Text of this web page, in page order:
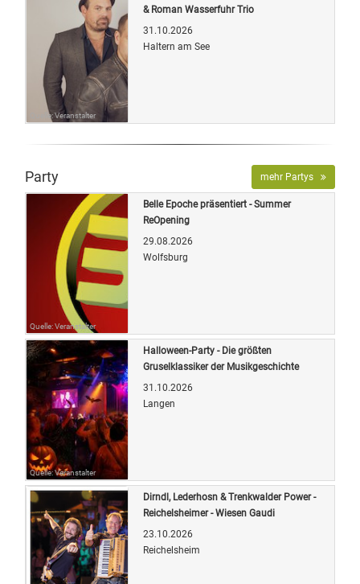
Quelle: Veranstalter
& Roman Wasserfuhr Trio
31.10.2026
Haltern am See
Party mehr Partys
Quelle: Veranstalter
Belle Epoche präsentiert - Summer
ReOpening
29.08.2026
Wolfsburg
Quelle: Veranstalter
Halloween-Party - Die größten
Gruselklassiker der Musikgeschichte
31.10.2026
Langen
Dirndl, Lederhosn & Trenkwalder Power -
Reichelsheimer - Wiesen Gaudi
23.10.2026
Reichelsheim